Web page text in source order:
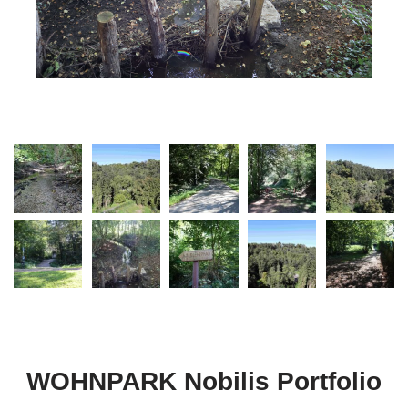
WOHNPARK Nobilis Portfolio